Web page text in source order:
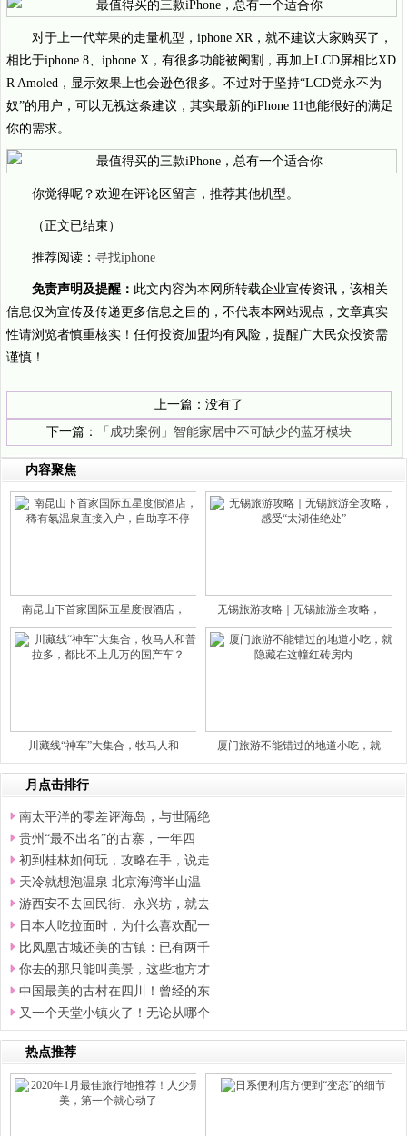
对于上一代苹果的走量机型，iphone XR，就不建议大家购买了，
相比于iphone 8、iphone X，有很多功能被阉割，再加上LCD屏相比XD
R Amoled，显示效果上也会逊色很多。不过对于坚持“LCD党永不为
奴”的用户，可以无视这条建议，其实最新的iPhone 11也能很好的满足
你的需求。
你觉得呢？欢迎在评论区留言，推荐其他机型。
（正文已结束）
推荐阅读： 寻找iphone
免责声明及提醒： 此文内容为本网所转载企业宣传资讯，该相关
信息仅为宣传及传递更多信息之目的，不代表本网站观点，文章真实
性请浏览者慎重核实！任何投资加盟均有风险，提醒广大民众投资需
谨慎！
上一篇：没有了
下一篇：
「成功案例」智能家居中不可缺少的蓝牙模块
内容聚焦
南昆山下首家国际五星度假酒店， 无锡旅游攻略｜无锡旅游全攻略，
川藏线“神车”大集合，牧马人和 厦门旅游不能错过的地道小吃，就
月点击排行
南太平洋的零差评海岛，与世隔绝
贵州“最不出名”的古寨，一年四
初到桂林如何玩，攻略在手，说走
天冷就想泡温泉 北京海湾半山温
游西安不去回民街、永兴坊，就去
日本人吃拉面时，为什么喜欢配一
比凤凰古城还美的古镇：已有两千
你去的那只能叫美景，这些地方才
中国最美的古村在四川！曾经的东
又一个天堂小镇火了！无论从哪个
热点推荐